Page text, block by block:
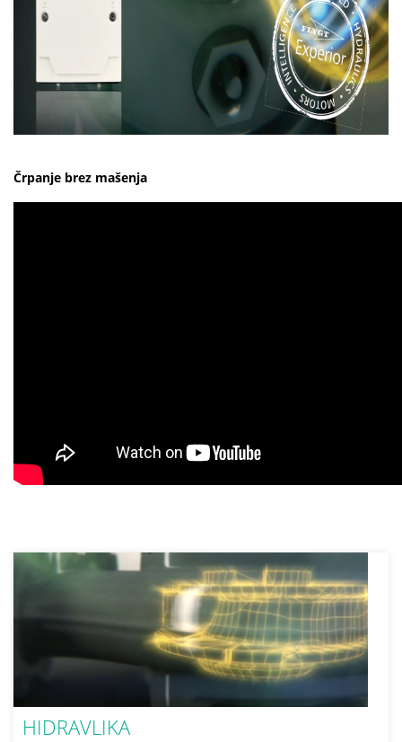
Črpanje brez mašenja
HIDRAVLIKA